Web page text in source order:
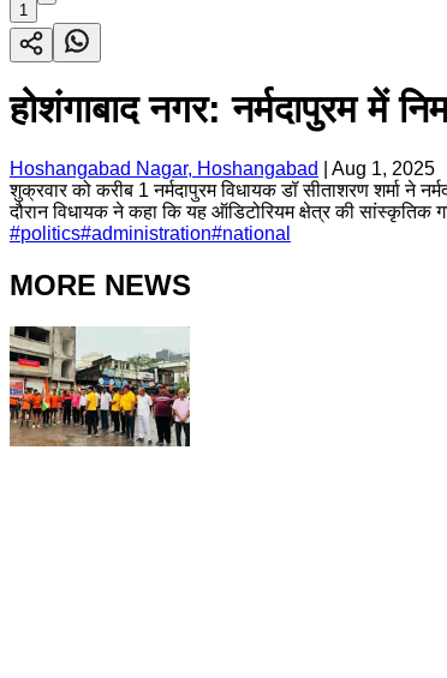
1
होशंगाबाद नगर: नर्मदापुरम में
Hoshangabad Nagar, Hoshangabad
Aug 1, 2025
शुक्रवार को करीब 1 नर्मदापुरम विधायक डॉ सीताशरण शर्मा ने
दौरान विधायक ने कहा कि यह ऑडिटोरियम क्षेत्र की सांस्कृतिक
#politics#administration#national
MORE NEWS